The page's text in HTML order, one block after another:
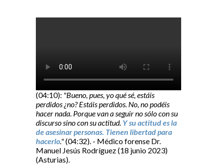
(04:10): "Bueno, pues, yo qué sé, estáis
perdidos ¿no? Estáis perdidos. No, no podéis
hacer nada. Porque van a seguir no sólo con su
discurso sino con su actitud. Y su actitud es la
de asesinar personas. Tienen libertad para
hacerlo."(04:32). - Médico forense Dr.
Manuel Jesús Rodríguez (18 junio 2023)
(Asturias).